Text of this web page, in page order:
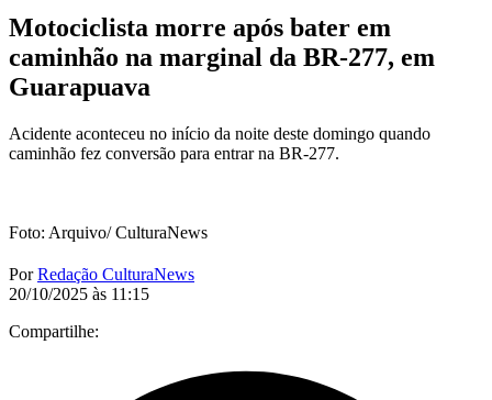
Motociclista morre após bater em
caminhão na marginal da BR-277, em
Guarapuava
Acidente aconteceu no início da noite deste domingo quando
caminhão fez conversão para entrar na BR-277.
Foto: Arquivo/ CulturaNews
PorRedação CulturaNews
20/10/2025 às 11:15
Compartilhe: